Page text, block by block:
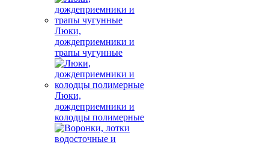
Люки,
дождеприемники и
трапы чугунные
Люки,
дождеприемники и
колодцы полимерные